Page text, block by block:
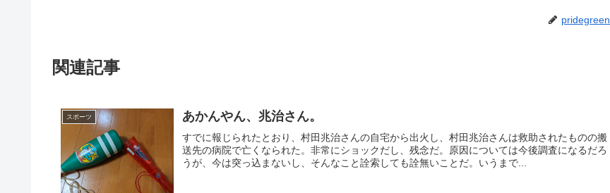
pridegreen
関連記事
スポーツ あかんやん、兆治さん。
すでに報じられたとおり、村田兆治さんの自宅から出火し、村田兆治さんは救助されたものの搬
送先の病院で亡くなられた。非常にショックだし、残念だ。原因については今後調査になるだろ
うが、今は突っ込まないし、そんなこと詮索しても詮無いことだ。いうまで...